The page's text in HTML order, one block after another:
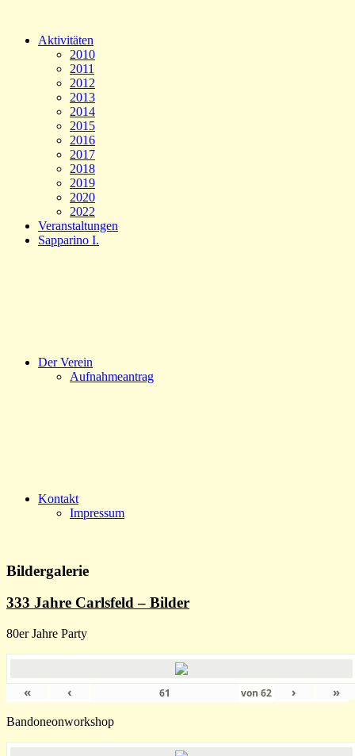
Aktivitäten
2010
2011
2012
2013
2014
2015
2016
2017
2018
2019
2020
2022
Veranstaltungen
Sapparino I.
Der Verein
Aufnahmeantrag
Kontakt
Impressum
Bildergalerie
333 Jahre Carlsfeld – Bilder
80er Jahre Party
« ‹ von62 › »
Bandoneonworkshop